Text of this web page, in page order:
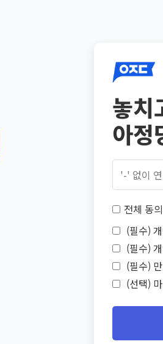
놓치
아정
전체 동의
(필수)
(필수)
(필수)
(선택)